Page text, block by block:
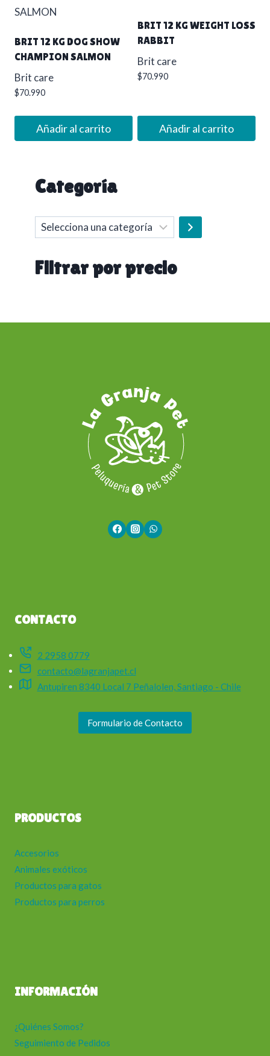
BRIT 12 KG DOG SHOW
CHAMPION SALMON
Brit care
$70.990
Añadir al carrito
BRIT 12 KG WEIGHT LOSS
RABBIT
Brit care
$70.990
Añadir al carrito
Categoría
Selecciona
una
Filtrar por precio
CONTACTO
2 2958 0779
contacto@lagranjapet.cl
Antupiren 8340 Local 7 Peñalolen, Santiago - Chile
Formulario de Contacto
PRODUCTOS
Accesorios
Animales exóticos
Productos para gatos
Productos para perros
INFORMACIÓN
¿Quiénes Somos?
Seguimiento de Pedidos